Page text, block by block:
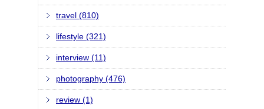
travel (810)
lifestyle (321)
interview (11)
photography (476)
review (1)